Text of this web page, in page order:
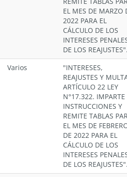
EL MES DE MARZO
2022 PARA EL
CÁLCULO DE LOS
INTERESES
DE LOS
Varios
"INTERESES,
REAJUSTES Y
ARTÍCULO 22 LEY
N°17.322. IMPARTE
INSTRUCCIONES Y
REMITE TABLAS
EL MES DE
DE 2022 PARA EL
CÁLCULO DE LOS
INTERESES
DE LOS